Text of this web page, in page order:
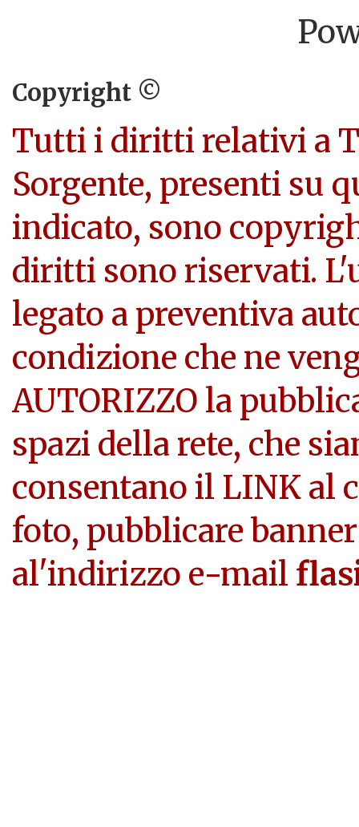
Copyright ©
Tutti i diritti relativi a
Sorgente, presenti su
indicato, sono
diritti sono riservati.
legato a preventiva
condizione che ne
AUTORIZZO la
spazi della rete, che
consentano il LINK al
foto, pubblicare
al'indirizzo e-mail